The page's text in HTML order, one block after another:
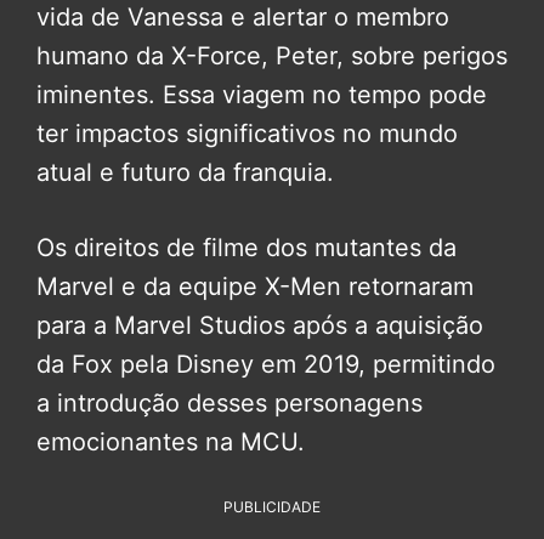
vida de Vanessa e alertar o membro
humano da X-Force, Peter, sobre perigos
iminentes. Essa viagem no tempo pode
ter impactos significativos no mundo
atual e futuro da franquia.
Os direitos de filme dos mutantes da
Marvel e da equipe X-Men retornaram
para a Marvel Studios após a aquisição
da Fox pela Disney em 2019, permitindo
a introdução desses personagens
emocionantes na MCU.
PUBLICIDADE